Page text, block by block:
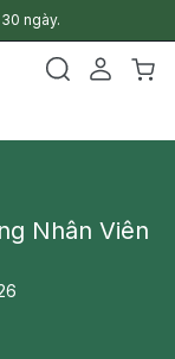
ngày.
Nhân Viên